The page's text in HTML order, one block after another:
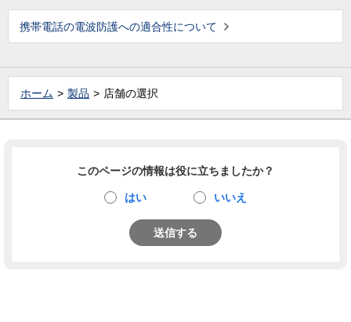
携帯電話の電波防護への適合性について
ホーム 製品 店舗の選択
このページの情報は役に立ちましたか？
はい いいえ
送信する